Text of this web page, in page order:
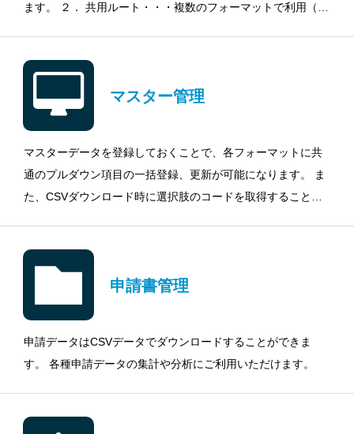
ます。 ２． 共用ルート・・・複数のフォーマットで利用（共
ときに利用します。
マスター管理
マスターデータを登録しておくことで、各フォーマットに共
通のプルダウン項目の一括登録、更新が可能になります。 ま
た、CSVダウンロード時に選択肢のコードを取得することも
申請書管理
申請データはCSVデータでダウンロードすることができま
す。 各種申請データの集計や分析にご利用いただけます。